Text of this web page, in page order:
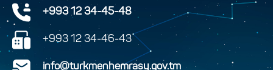
+993 12 34-45-48
+993 12 34-46-43
info@turkmenhemrasy.gov.tm